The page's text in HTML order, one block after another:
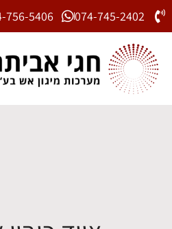
074-745-2402
756-5406